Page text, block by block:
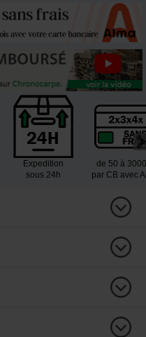
Expedition
sous 24h
de 50 à
par CB avec